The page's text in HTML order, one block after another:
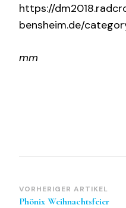
https://
bensheim.de/
mm
VORHERIGER ARTIKEL
Phönix Weihnachtsfeier